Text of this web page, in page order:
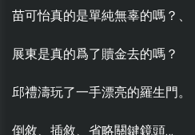
苗可怡真的是單純無辜的嗎？、
展東是真的爲了贖金去的嗎？
邱禮濤玩了一手漂亮的羅生門。
倒敘、插敘、省略關鍵鏡頭…